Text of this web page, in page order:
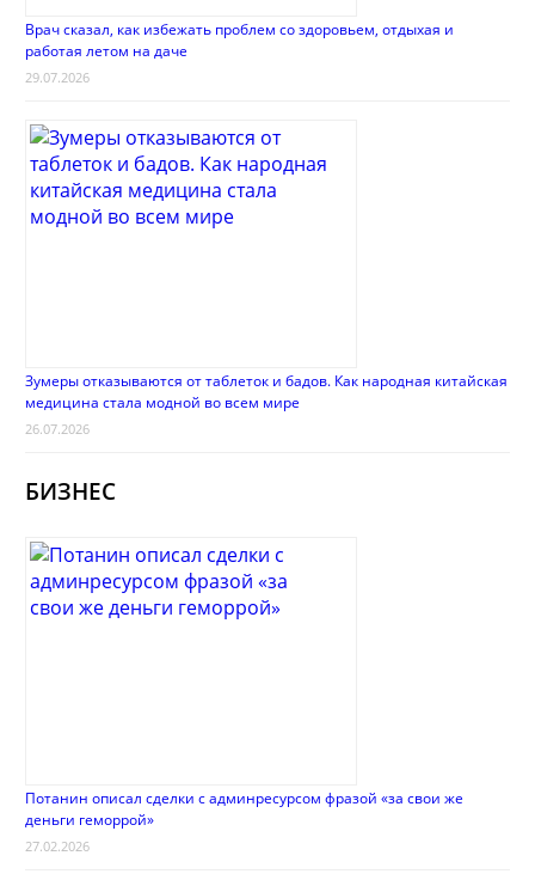
Врач сказал, как избежать проблем со здоровьем, отдыхая и
работая летом на даче
29.07.2026
Зумеры отказываются от таблеток и бадов. Как народная китайская
медицина стала модной во всем мире
26.07.2026
БИЗНЕС
Потанин описал сделки с админресурсом фразой «за свои же
деньги геморрой»
27.02.2026